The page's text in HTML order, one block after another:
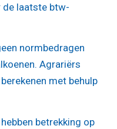
laatste btw-
normbedragen
Agrariërs
met behulp
betrekking op